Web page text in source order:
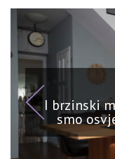
I brzinski
smo